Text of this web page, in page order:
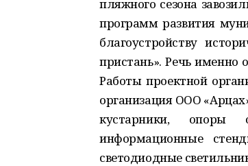
пляжного сезона
программ развития
благоустройству
пристань». Речь именно
Работы проектной
организация ООО
кустарники, опоры
информационные
светодиодные